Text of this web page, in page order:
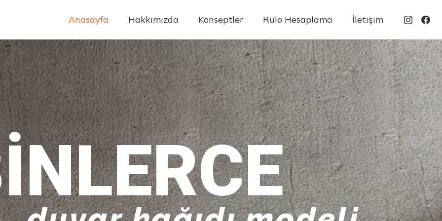
Anasayfa Hakkımızda Konseptler Rulo Hesaplama İletişim